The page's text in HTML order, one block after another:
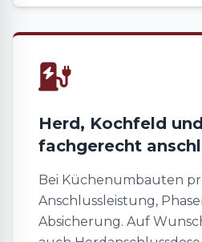
Herd, Kochfeld
fachgerecht
Bei Küchenumbauten
Anschlussleistung,
Absicherung. Auf